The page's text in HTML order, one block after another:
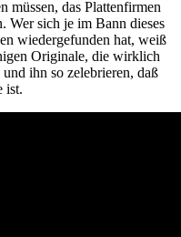
müssen, das Plattenfirmen
Wer sich je im Bann dieses
wiedergefunden hat, weiß
Originale, die wirklich
ihn so zelebrieren, daß
ist.